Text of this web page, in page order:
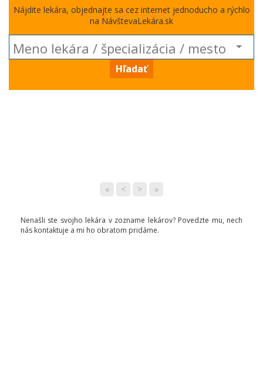
Nájdite lekára, objednajte sa cez internet jednoducho a rýchlo
na NávštevaLekára.sk
Hľadať
« < > »
Nenašli ste svojho lekára v zozname lekárov? Povedzte mu, nech
nás kontaktuje a mi ho obratom pridáme.